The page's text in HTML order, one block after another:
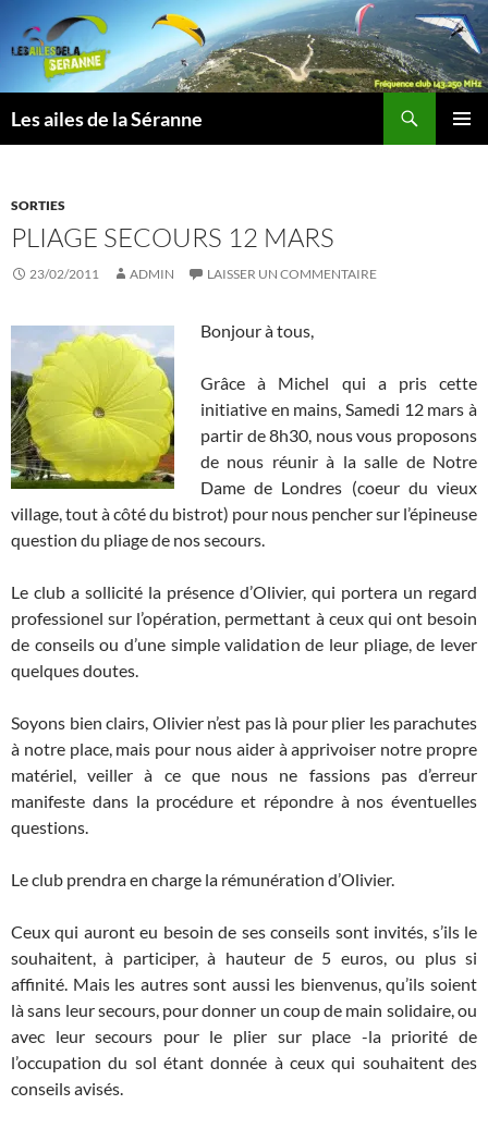
contenu
Les ailes de la Séranne
SORTIES
PLIAGE SECOURS 12 MARS
23/02/2011 ADMIN LAISSER UN COMMENTAIRE
Bonjour à tous,
Grâce à Michel qui a pris cette
initiative en mains, Samedi 12 mars à
partir de 8h30, nous vous proposons
de nous réunir à la salle de Notre
Dame de Londres (coeur du vieux
village, tout à côté du bistrot) pour nous pencher sur l’épineuse
question du pliage de nos secours.
Le club a sollicité la présence d’Olivier, qui portera un regard
professionel sur l’opération, permettant à ceux qui ont besoin
de conseils ou d’une simple validation de leur pliage, de lever
quelques doutes.
Soyons bien clairs, Olivier n’est pas là pour plier les parachutes
à notre place, mais pour nous aider à apprivoiser notre propre
matériel, veiller à ce que nous ne fassions pas d’erreur
manifeste dans la procédure et répondre à nos éventuelles
questions.
Le club prendra en charge la rémunération d’Olivier.
Ceux qui auront eu besoin de ses conseils sont invités, s’ils le
souhaitent, à participer, à hauteur de 5 euros, ou plus si
affinité. Mais les autres sont aussi les bienvenus, qu’ils soient
là sans leur secours, pour donner un coup de main solidaire, ou
avec leur secours pour le plier sur place -la priorité de
l’occupation du sol étant donnée à ceux qui souhaitent des
conseils avisés.